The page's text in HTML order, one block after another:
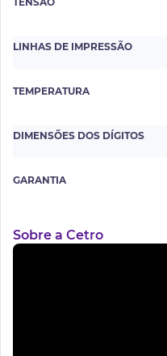
LINHAS DE IMPRESSÃO
TEMPERATURA
DIMENSÕES DOS DÍGITOS
GARANTIA
Sobre a Cetro